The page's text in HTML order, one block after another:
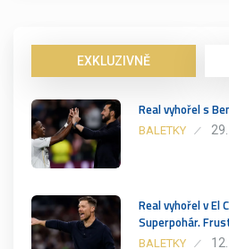
EXKLUZIVNĚ
Real vyhořel s
BALETKY
Real vyhořel v El
Superpohár.
BALETKY